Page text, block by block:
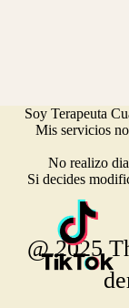
Soy Terapeuta
Mis servicios
No realizo
Si decides
@ 2025